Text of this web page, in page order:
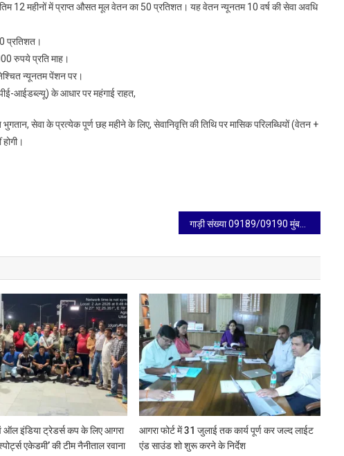
12 महीनों में प्राप्त औसत मूल वेतन का 50 प्रतिशत। यह वेतन न्यूनतम 10 वर्ष की सेवा अवधि
प्रतिशत।
रुपये प्रति माह।
न्यूनतम पेंशन पर।
आईडब्ल्यू) के आधार पर महंगाई राहत,
सेवा के प्रत्येक पूर्ण छह महीने के लिए, सेवानिवृत्ति की तिथि पर मासिक परिलब्धियों (वेतन +
ऑल इंडिया ट्रेडर्स कप के लिए आगरा
एकेडमी’ की टीम नैनीताल रवाना
आगरा फोर्ट में 31 जुलाई तक कार्य पूर्ण कर जल्द लाईट
एंड साउंड शो शुरू करने के निर्देश